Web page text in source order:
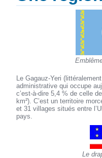
Le Gagauz-Yeri
administrative qui occupe
c’est-à-dire 5,4 % de celle
km²). C’est un territoire
et 31 villages situés entre
pays.
Le